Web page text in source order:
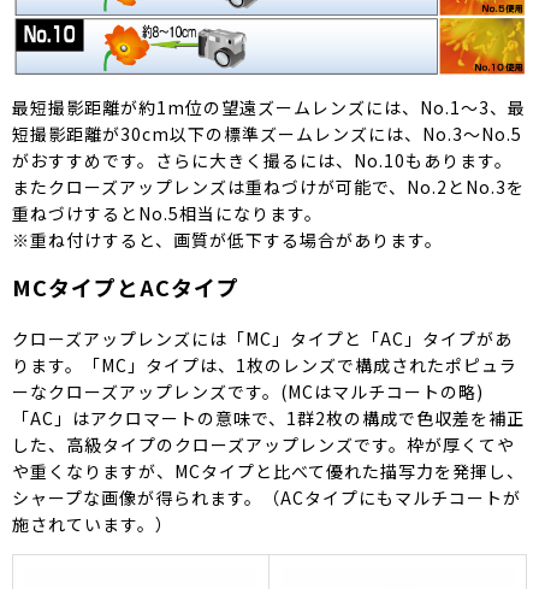
最短撮影距離が約1m位の望遠ズームレンズには、No.1～3、最
短撮影距離が30cm以下の標準ズームレンズには、No.3～No.5
がおすすめです。さらに大きく撮るには、No.10もあります。
またクローズアップレンズは重ねづけが可能で、No.2とNo.3を
重ねづけするとNo.5相当になります。
※重ね付けすると、画質が低下する場合があります。
MCタイプとACタイプ
クローズアップレンズには「MC」タイプと「AC」タイプがあ
ります。「MC」タイプは、1枚のレンズで構成されたポピュラ
ーなクローズアップレンズです。(MCはマルチコートの略)
「AC」はアクロマートの意味で、1群2枚の構成で色収差を補正
した、高級タイプのクローズアップレンズです。枠が厚くてや
や重くなりますが、MCタイプと比べて優れた描写力を発揮し、
シャープな画像が得られます。（ACタイプにもマルチコートが
施されています。）